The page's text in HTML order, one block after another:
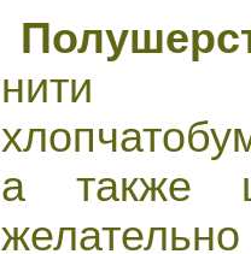
нити
а также